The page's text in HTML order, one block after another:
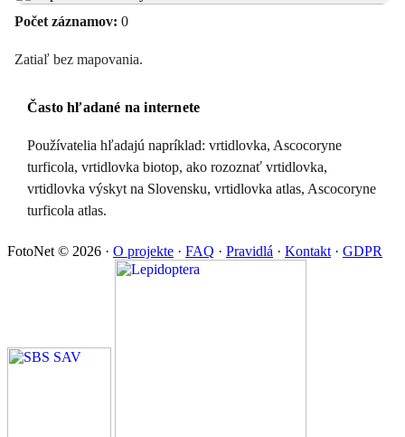
Počet záznamov: 0
Zatiaľ bez mapovania.
Často hľadané na internete
Používatelia hľadajú napríklad: vrtidlovka, Ascocoryne
turficola, vrtidlovka biotop, ako rozoznať vrtidlovka,
vrtidlovka výskyt na Slovensku, vrtidlovka atlas, Ascocoryne
turficola atlas.
FotoNet © 2026 · O projekte · FAQ · Pravidlá · Kontakt · GDPR